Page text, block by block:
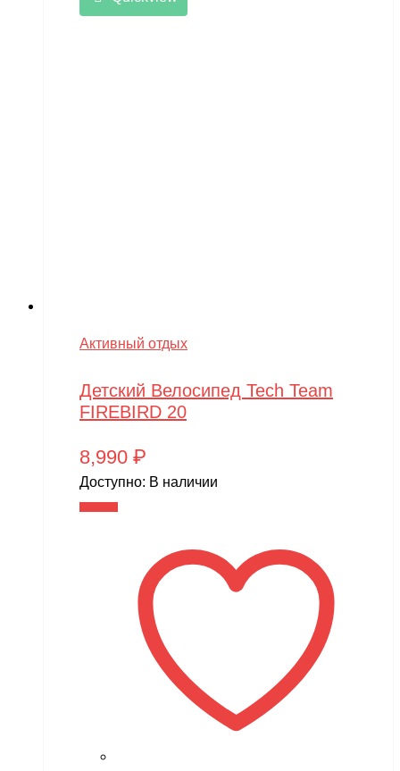
Активный отдых
Детский Велосипед Tech Team
FIREBIRD 20
8,990 ₽
Доступно: В наличии